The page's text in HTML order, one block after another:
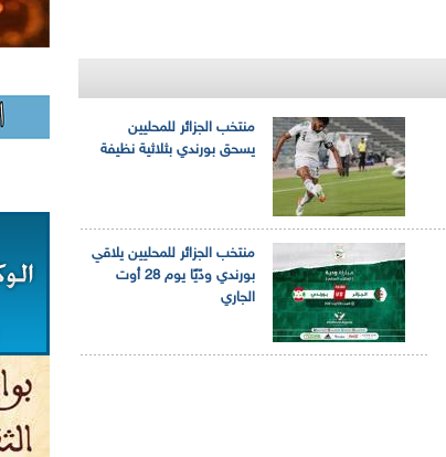
منتخب الجزائر للمحليين
يسحق بورندي بثلاثية نظيفة
منتخب الجزائر للمحليين يلاقي
بورندي ودّيًا يوم 28 أوت
الجاري